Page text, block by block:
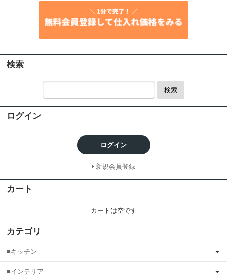
検索
検索
ログイン
ログイン
新規会員登録
カート
カートは空です
カテゴリ
■キッチン
■インテリア